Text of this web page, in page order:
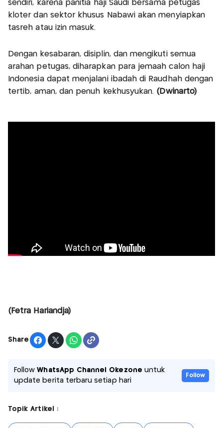
sendiri, karena panitia haji Saudi bersama petugas
kloter dan sektor khusus Nabawi akan menyiapkan
tasreh atau izin masuk.
Dengan kesabaran, disiplin, dan mengikuti semua
arahan petugas, diharapkan para jemaah calon haji
Indonesia dapat menjalani ibadah di Raudhah dengan
tertib, aman, dan penuh kekhusyukan. (Dwinarto)
(Fetra Hariandja)
Share
FollowWhatsApp Channel Okezone untuk
update berita terbaru setiap hari
Follow
Topik Artikel :